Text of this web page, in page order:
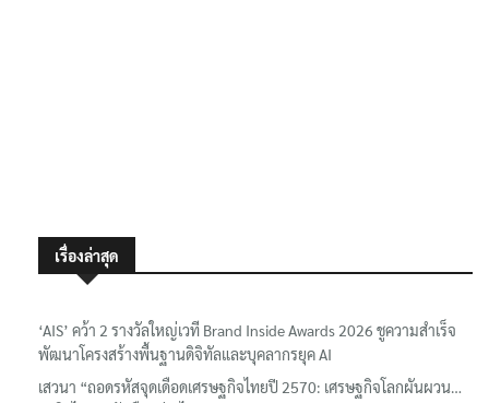
เรื่องล่าสุด
‘AIS’ คว้า 2 รางวัลใหญ่เวที Brand Inside Awards 2026 ชูความสำเร็จ
พัฒนาโครงสร้างพื้นฐานดิจิทัลและบุคลากรยุค AI
เสวนา “ถอดรหัสจุดเดือดเศรษฐกิจไทยปี 2570: เศรษฐกิจโลกผันผวน…